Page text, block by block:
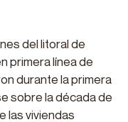
del litoral de
primera línea de
durante la primera
sobre la década de
las viviendas